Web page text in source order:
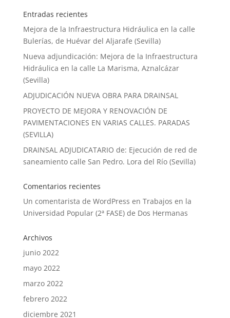
Entradas recientes
Mejora de la Infraestructura Hidráulica en la calle
Bulerías, de Huévar del Aljarafe (Sevilla)
Nueva adjundicación: Mejora de la Infraestructura
Hidráulica en la calle La Marisma, Aznalcázar
(Sevilla)
ADJUDICACIÓN NUEVA OBRA PARA DRAINSAL
PROYECTO DE MEJORA Y RENOVACIÓN DE
PAVIMENTACIONES EN VARIAS CALLES. PARADAS
(SEVILLA)
DRAINSAL ADJUDICATARIO de: Ejecución de red de
saneamiento calle San Pedro. Lora del Río (Sevilla)
Comentarios recientes
Un comentarista de WordPress en Trabajos en la
Universidad Popular (2ª FASE) de Dos Hermanas
Archivos
junio 2022
mayo 2022
marzo 2022
febrero 2022
diciembre 2021